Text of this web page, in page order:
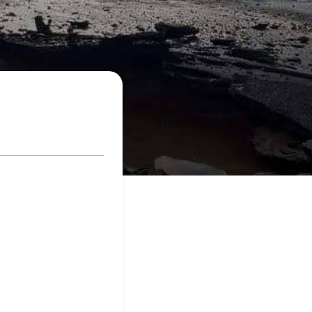
dziecko cierpiące z powodu
i wspieraj edukację rodziców